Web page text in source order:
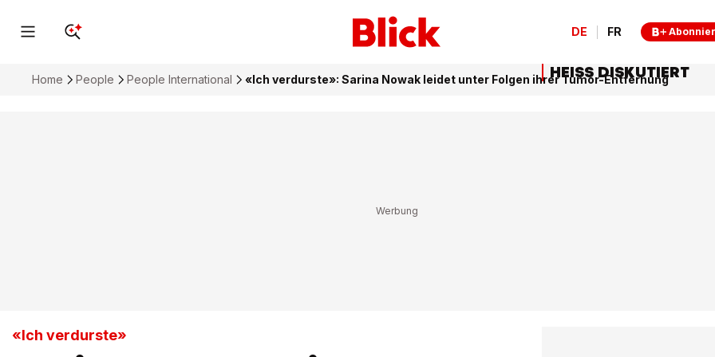
DE FR
Home People People International «Ich verdurste»: Sarina Nowak leidet unter Folgen ihrer Tumor-Entfernung
«Ich verdurste»
HEISS DISKUTIERT